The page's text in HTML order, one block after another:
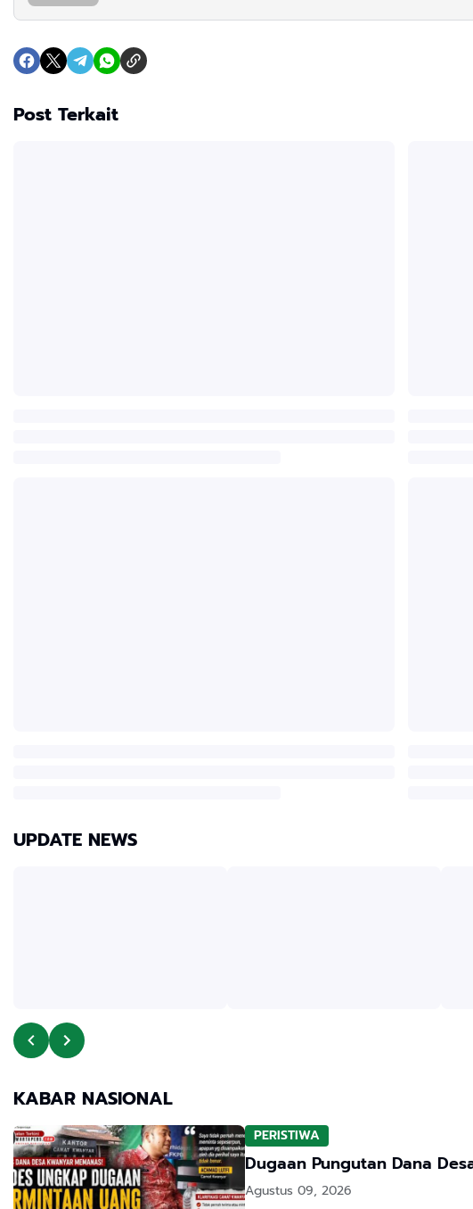
Post Terkait
UPDATE NEWS
KABAR NASIONAL
PERISTIWA
Dugaan Pungutan Dana
Agustus 09, 2026